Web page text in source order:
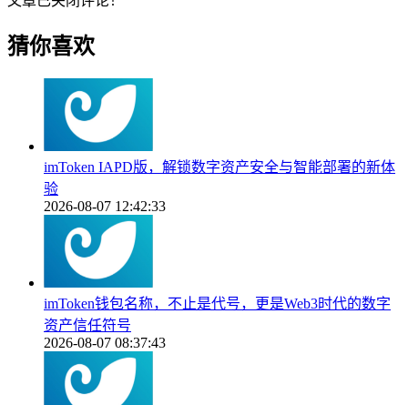
猜你喜欢
imToken IAPD版，解锁数字资产安全与智能部署的新体
验
2026-08-07 12:42:33
imToken钱包名称，不止是代号，更是Web3时代的数字
资产信任符号
2026-08-07 08:37:43